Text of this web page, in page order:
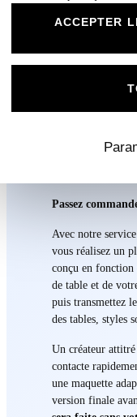
l
Passez
Avec notre
vous réalisez un
conçu en fonction
de table et de
puis transmettez
des tables, styles
Un créateur
contacte
une maquette
version finale
ACCEPTER